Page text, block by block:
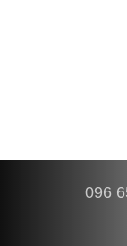
096